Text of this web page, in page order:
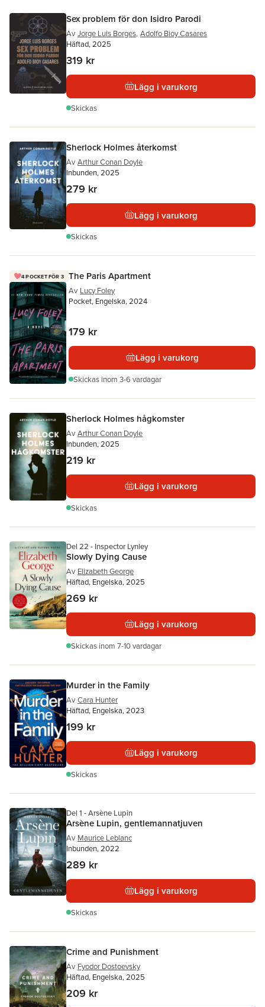
Sex problem för don Isidro Parodi
Av Jorge Luis Borges, Adolfo Bioy Casares
Häftad, 2025
319 kr
Lägg i varukorg
Skickas
Sherlock Holmes återkomst
Av Arthur Conan Doyle
Inbunden, 2025
279 kr
Lägg i varukorg
Skickas
4 POCKET FÖR 3 The Paris Apartment
Av Lucy Foley
Pocket, Engelska, 2024
179 kr
Lägg i varukorg
Skickas inom 3-6 vardagar
Sherlock Holmes hågkomster
Av Arthur Conan Doyle
Inbunden, 2025
219 kr
Lägg i varukorg
Skickas
Del 22 - Inspector Lynley
Slowly Dying Cause
Av Elizabeth George
Häftad, Engelska, 2025
269 kr
Lägg i varukorg
Skickas inom 7-10 vardagar
Murder in the Family
Av Cara Hunter
Häftad, Engelska, 2023
199 kr
Lägg i varukorg
Skickas
Del 1 - Arsène Lupin
Arsène Lupin, gentlemannatjuven
Av Maurice Leblanc
Inbunden, 2022
289 kr
Lägg i varukorg
Skickas
Crime and Punishment
Av Fyodor Dostoevsky
Häftad, Engelska, 2025
209 kr